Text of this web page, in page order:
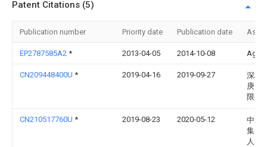
Patent Citations (5)
Publication number Priority date Publication date
EP2787585A2 * 2013-04-05 2014-10-08 Agro
CN209448400U * 2019-04-16 2019-09-27
深圳
庚电
限公
CN210517760U * 2019-08-23 2020-05-12
中冀
集团
人民